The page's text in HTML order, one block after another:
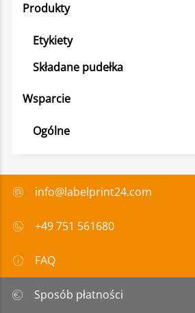
Produkty
Etykiety
Składane pudełka
Wsparcie
Ogólne
info@labelprint24.com
+49 751 561680
FAQ
Sposób płatności